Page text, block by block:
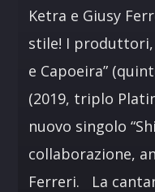
Ketra e Giusy
stile! I produttori,
e Capoeira”
(2019, triplo
nuovo singolo
collaborazione,
Ferreri. La